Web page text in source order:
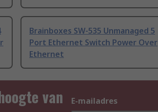
Brainboxes SW-535 Unmanaged 5
Port Ethernet Switch Power Over
Ethernet
van
E-mailadres